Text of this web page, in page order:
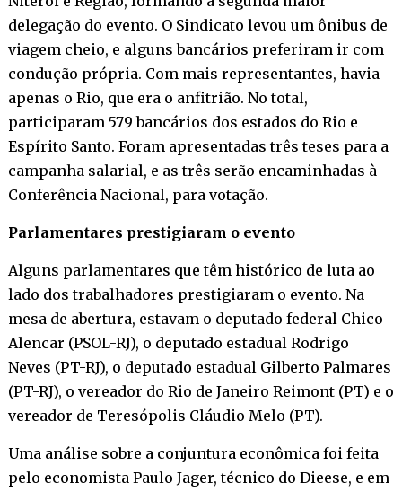
delegação do evento. O Sindicato levou um ônibus de
viagem cheio, e alguns bancários preferiram ir com
condução própria. Com mais representantes, havia
apenas o Rio, que era o anfitrião. No total,
participaram 579 bancários dos estados do Rio e
Espírito Santo. Foram apresentadas três teses para a
campanha salarial, e as três serão encaminhadas à
Conferência Nacional, para votação.
Parlamentares prestigiaram o evento
Alguns parlamentares que têm histórico de luta ao
lado dos trabalhadores prestigiaram o evento. Na
mesa de abertura, estavam o deputado federal Chico
Alencar (PSOL-RJ), o deputado estadual Rodrigo
Neves (PT-RJ), o deputado estadual Gilberto Palmares
(PT-RJ), o vereador do Rio de Janeiro Reimont (PT) e o
vereador de Teresópolis Cláudio Melo (PT).
Uma análise sobre a conjuntura econômica foi feita
pelo economista Paulo Jager, técnico do Dieese, e em